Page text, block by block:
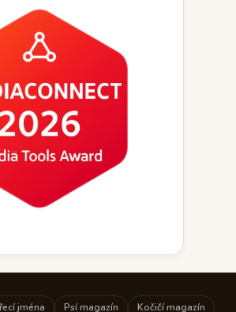
jména Psí magazín Kočičí magazín